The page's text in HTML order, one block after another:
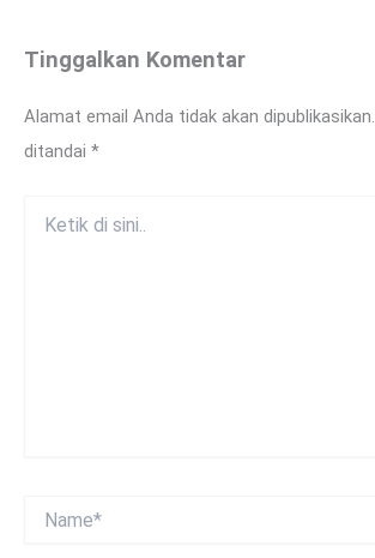
Tinggalkan Komentar
Alamat email Anda tidak akan dipublikasikan.
ditandai *